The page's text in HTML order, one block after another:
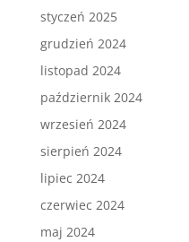
styczeń 2025
grudzień 2024
listopad 2024
październik 2024
wrzesień 2024
sierpień 2024
lipiec 2024
czerwiec 2024
maj 2024